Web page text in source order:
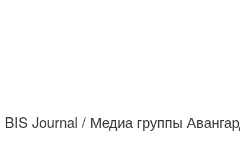
BIS Journal / Медиа группы